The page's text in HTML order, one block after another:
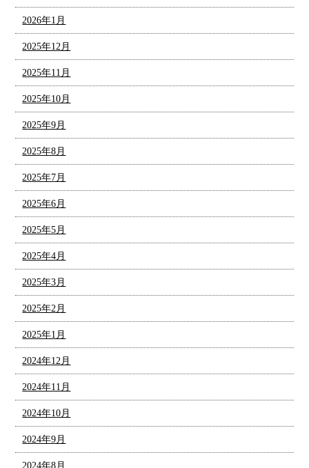
2026年1月
2025年12月
2025年11月
2025年10月
2025年9月
2025年8月
2025年7月
2025年6月
2025年5月
2025年4月
2025年3月
2025年2月
2025年1月
2024年12月
2024年11月
2024年10月
2024年9月
2024年8月